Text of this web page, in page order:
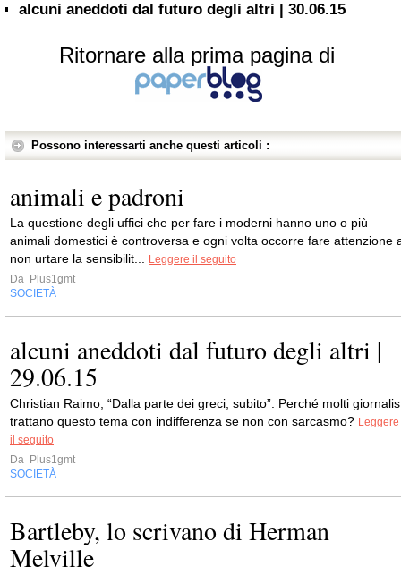
alcuni aneddoti dal futuro degli altri | 30.06.15
Ritornare alla prima pagina di
Possono interessarti anche questi articoli :
animali e padroni
La questione degli uffici che per fare i moderni hanno uno o più
animali domestici è controversa e ogni volta occorre fare attenzione
non urtare la sensibilit...
Leggere il seguito
Da Plus1gmt
SOCIETÀ
alcuni aneddoti dal futuro degli altri |
29.06.15
Christian Raimo, “Dalla parte dei greci, subito”: Perché molti
trattano questo tema con indifferenza se non con sarcasmo? Leggere
il seguito
Da Plus1gmt
SOCIETÀ
Bartleby, lo scrivano di Herman
Melville